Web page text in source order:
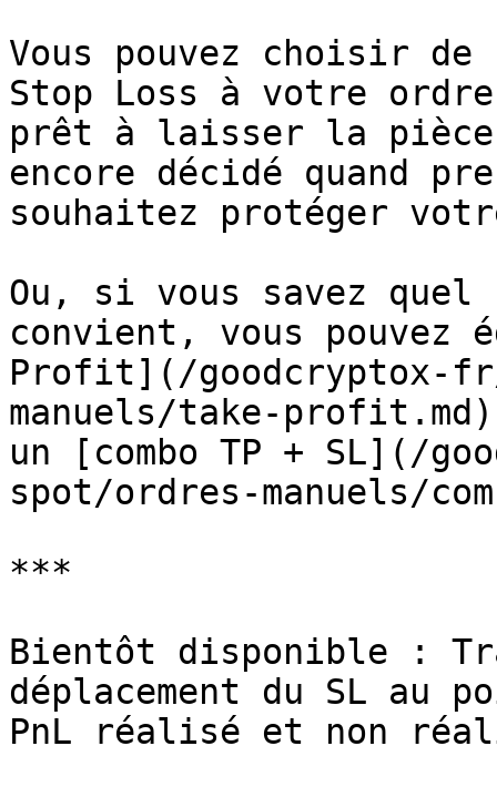
Vous pouvez choisir de
Stop Loss à votre
prêt à laisser la
encore décidé quand
souhaitez protéger
Ou, si vous savez
convient, vous pouvez
Profit](/goodcryptox-
manuels/take-
un [combo TP + SL](/
spot/ordres-manuels/
***
Bientôt disponible :
déplacement du SL